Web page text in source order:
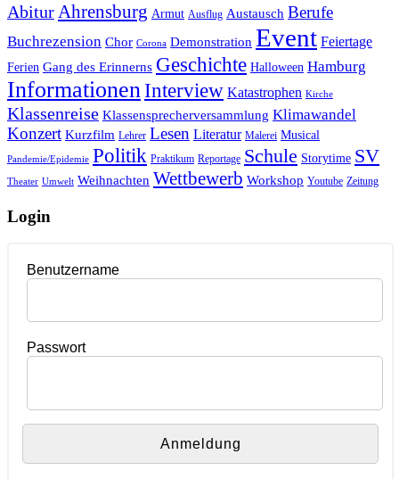
AbiturAhrensburg Armut Ausflug Austausch Berufe
Buchrezension Chor Corona Demonstration Event Feiertage
Ferien Gang des Erinnerns Geschichte Halloween Hamburg
InformationenInterview Katastrophen Kirche
Klassenreise Klassensprecherversammlung Klimawandel
Konzert Kurzfilm Lehrer Lesen Literatur Malerei Musical
Pandemie/Epidemie Politik Praktikum Reportage Schule Storytime SV
Theater Umwelt Weihnachten Wettbewerb Workshop Youtube Zeitung
Login
Benutzername
Passwort